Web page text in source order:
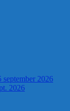
2026
2026